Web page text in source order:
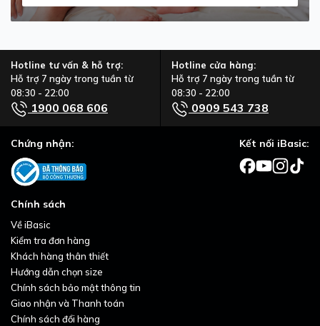
Hotline tư vấn & hỗ trợ:
Hỗ trợ 7 ngày trong tuần từ
08:30 - 22:00
1900 068 606
Hotline cửa hàng:
Hỗ trợ 7 ngày trong tuần từ
08:30 - 22:00
0909 543 738
Chính sách
Về iBasic
Kiểm tra đơn hàng
Khách hàng thân thiết
Hướng dẫn chọn size
Chính sách bảo mật thông tin
Giao nhận và Thanh toán
Chính sách đổi hàng
Chứng nhận: Kết nối iBasic: